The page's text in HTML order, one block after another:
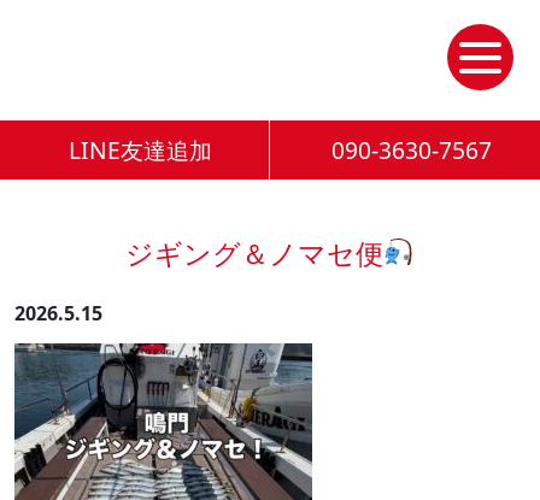
LINE友達追加 090-3630-7567
ジギング＆ノマセ便
2026.5.15